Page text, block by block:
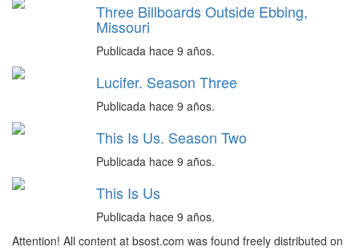
Three Billboards Outside Ebbing,
Missouri
Publicada hace 9 años.
Lucifer. Season Three
Publicada hace 9 años.
This Is Us. Season Two
Publicada hace 9 años.
This Is Us
Publicada hace 9 años.
Attention! All content at bsost.com was found freely distributed on